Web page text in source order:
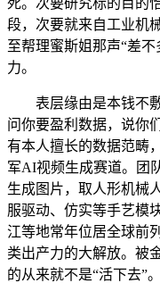
段，次要就来自工业机
至帮理蜜斯姐那声“差
力。
表层缘由是本钱不敷
问你要盈利数据，说你
有本人擅长的数据范畴
军AI视频生成赛道。团
生成图片，取人形机械
服驱动、仿实等手艺模
江等地常年位居全球前
类出产力的大解放。被
的从来就不是“活下去”。